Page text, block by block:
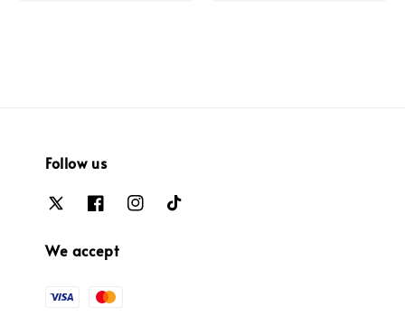
Follow us
We accept